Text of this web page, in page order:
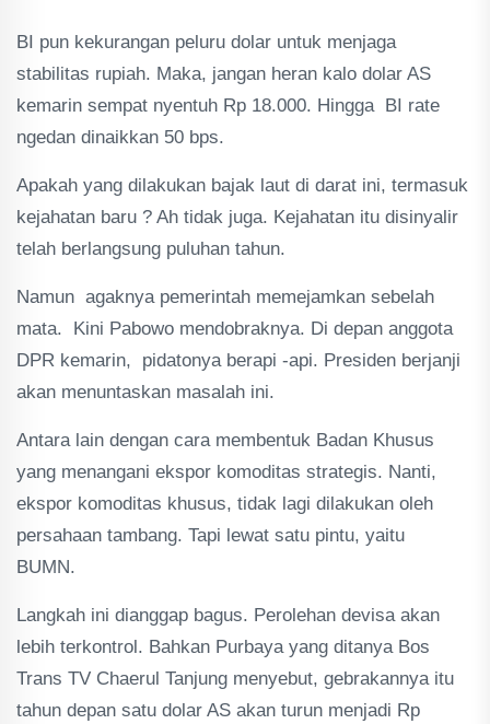
BI pun kekurangan peluru dolar untuk menjaga
stabilitas rupiah. Maka, jangan heran kalo dolar AS
kemarin sempat nyentuh Rp 18.000. Hingga BI rate
ngedan dinaikkan 50 bps.
Apakah yang dilakukan bajak laut di darat ini, termasuk
kejahatan baru ? Ah tidak juga. Kejahatan itu disinyalir
telah berlangsung puluhan tahun.
Namun agaknya pemerintah memejamkan sebelah
mata. Kini Pabowo mendobraknya. Di depan anggota
DPR kemarin, pidatonya berapi -api. Presiden berjanji
akan menuntaskan masalah ini.
Antara lain dengan cara membentuk Badan Khusus
yang menangani ekspor komoditas strategis. Nanti,
ekspor komoditas khusus, tidak lagi dilakukan oleh
persahaan tambang. Tapi lewat satu pintu, yaitu
BUMN.
Langkah ini dianggap bagus. Perolehan devisa akan
lebih terkontrol. Bahkan Purbaya yang ditanya Bos
Trans TV Chaerul Tanjung menyebut, gebrakannya itu
tahun depan satu dolar AS akan turun menjadi Rp